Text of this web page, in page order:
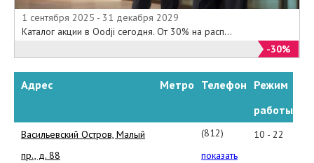
1 сентября 2025 - 31 декабря 2029
Каталог акции в Oodji сегодня. От 30% на расп...
-30%
Адрес Метро Телефон Режим
работы
Васильевский Остров, Малый
пр., д. 88
(812)
448-
показать
10 - 22